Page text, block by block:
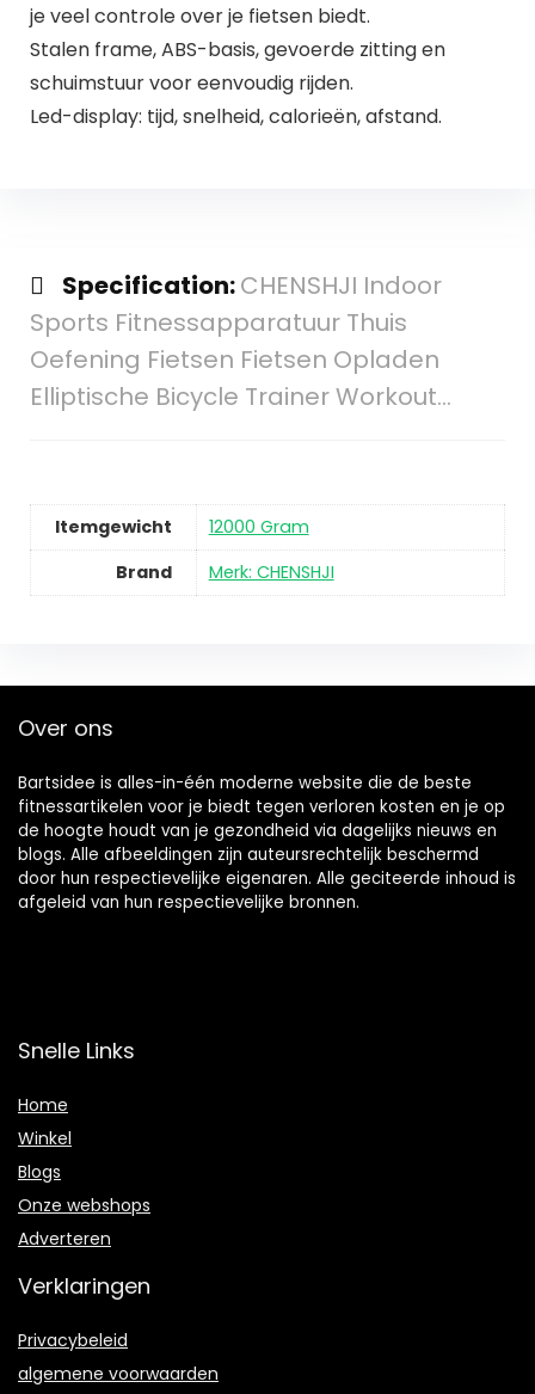
je veel controle over je fietsen biedt.
Stalen frame, ABS-basis, gevoerde zitting en
schuimstuur voor eenvoudig rijden.
Led-display: tijd, snelheid, calorieën, afstand.
Specification:CHENSHJI Indoor
Sports Fitnessapparatuur Thuis
Oefening Fietsen Fietsen Opladen
Elliptische Bicycle Trainer Workout…
Itemgewicht
12000 Gram
Brand
Merk: CHENSHJI
Over ons
Bartsidee is alles-in-één moderne website die de beste
fitnessartikelen voor je biedt tegen verloren kosten en je op
de hoogte houdt van je gezondheid via dagelijks nieuws en
blogs. Alle afbeeldingen zijn auteursrechtelijk beschermd
door hun respectievelijke eigenaren. Alle geciteerde inhoud is
afgeleid van hun respectievelijke bronnen.
Snelle Links
Home
Winkel
Blogs
Onze webshops
Adverteren
Verklaringen
Privacybeleid
algemene voorwaarden